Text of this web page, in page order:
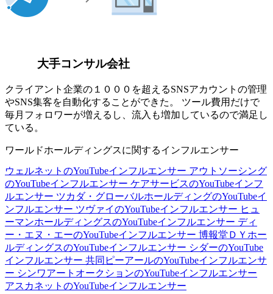
大手コンサル会社
クライアント企業の１０００を超えるSNSアカウントの管理
やSNS集客を自動化することができた。 ツール費用だけで
毎月フォロワーが増えるし、流入も増加しているので満足し
ている。
ワールドホールディングスに関するインフルエンサー
ウェルネットのYouTubeインフルエンサー アウトソーシング
のYouTubeインフルエンサー ケアサービスのYouTubeインフ
ルエンサー ツカダ・グローバルホールディングのYouTubeイ
ンフルエンサー ツヴァイのYouTubeインフルエンサー ヒュ
ーマンホールディングスのYouTubeインフルエンサー ディ
ー・エヌ・エーのYouTubeインフルエンサー 博報堂ＤＹホー
ルディングスのYouTubeインフルエンサー シダーのYouTube
インフルエンサー 共同ピーアールのYouTubeインフルエンサ
ー シンワアートオークションのYouTubeインフルエンサー
アスカネットのYouTubeインフルエンサー